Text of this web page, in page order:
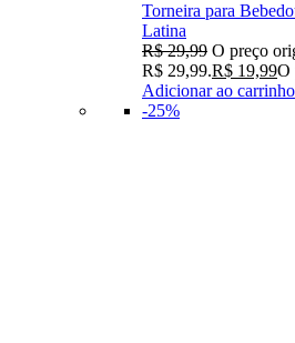
Torneira para
Latina
R$29,99 O preço
R$ 29,99.R$ 19,99O
Adicionar ao carrinho
-25%